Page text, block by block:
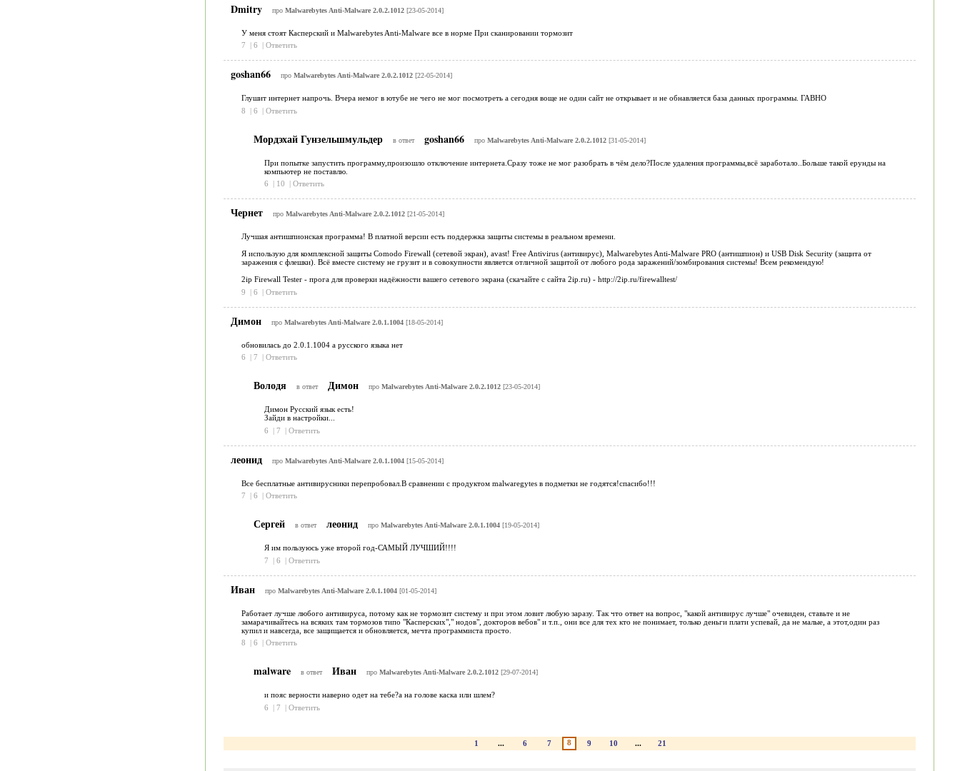
Dmitry про Malwarebytes Anti-Malware 2.0.2.1012[23-05-2014]
У меня стоят Касперский и Malwarebytes Anti-Malware все в норме При сканировании тормозит
7
| 6 | Ответить
goshan66 про Malwarebytes Anti-Malware 2.0.2.1012[22-05-2014]
Глушит интернет напрочь. Вчера немог в ютубе не чего не мог посмотреть а сегодня воще не один сайт не открывает и не обнавляется база данных программы. ГАВНО
8
| 6 | Ответить
Мордэхай Гунзельшмульдер в ответ goshan66 про Malwarebytes Anti-Malware 2.0.2.1012[31-05-2014]
При попытке запустить программу,произошло отключение интернета.Сразу тоже не мог разобрать в чём дело?После удаления программы,всё заработало..Больше такой ерунды на
компьютер не поставлю.
6
| 10 | Ответить
Чернет про Malwarebytes Anti-Malware 2.0.2.1012[21-05-2014]
Лучшая антишпионская программа! В платной версии есть поддержка защиты системы в реальном времени.
Я использую для комплексной защиты Comodo Firewall (сетевой экран), avast! Free Antivirus (антивирус), Malwarebytes Anti-Malware PRO (антишпион) и USB Disk Security (защита от
заражения с флешки). Всё вместе систему не грузит и в совокупности является отличной защитой от любого рода заражений/зомбирования системы! Всем рекомендую!
2ip Firewall Tester - прога для проверки надёжности вашего сетевого экрана (скачайте с сайта 2ip.ru) - http://2ip.ru/firewalltest/
9
| 6 | Ответить
Димон про Malwarebytes Anti-Malware 2.0.1.1004[18-05-2014]
обновилась до 2.0.1.1004 а русского языка нет
6
| 7 | Ответить
Володя в ответ Димон про Malwarebytes Anti-Malware 2.0.2.1012[23-05-2014]
Димон Русский язык есть!
Зайди в настройки...
6
| 7 | Ответить
леонид про Malwarebytes Anti-Malware 2.0.1.1004[15-05-2014]
Все бесплатные антивирусники перепробовал.В сравнении с продуктом malwaregytes в подметки не годятся!спасибо!!!
7
| 6 | Ответить
Сергей в ответ леонид про Malwarebytes Anti-Malware 2.0.1.1004[19-05-2014]
Я им пользуюсь уже второй год-САМЫЙ ЛУЧШИЙ!!!!
7
| 6 | Ответить
Иван про Malwarebytes Anti-Malware 2.0.1.1004[01-05-2014]
Работает лучше любого антивируса, потому как не тормозит систему и при этом ловит любую заразу. Так что ответ на вопрос, "какой антивирус лучше" очевиден, ставьте и не
замарачивайтесь на всяких там тормозов типо "Касперских"," нодов", докторов вебов" и т.п., они все для тех кто не понимает, только деньги плати успевай, да не малые, а этот,один раз
купил и навсегда, все защищается и обновляется, мечта программиста просто.
8
| 6 | Ответить
malware в ответ Иван про Malwarebytes Anti-Malware 2.0.2.1012[29-07-2014]
и пояс верности наверно одет на тебе?а на голове каска или шлем?
6
| 7 | Ответить
1 ... 6 7 8 9 10 ... 21